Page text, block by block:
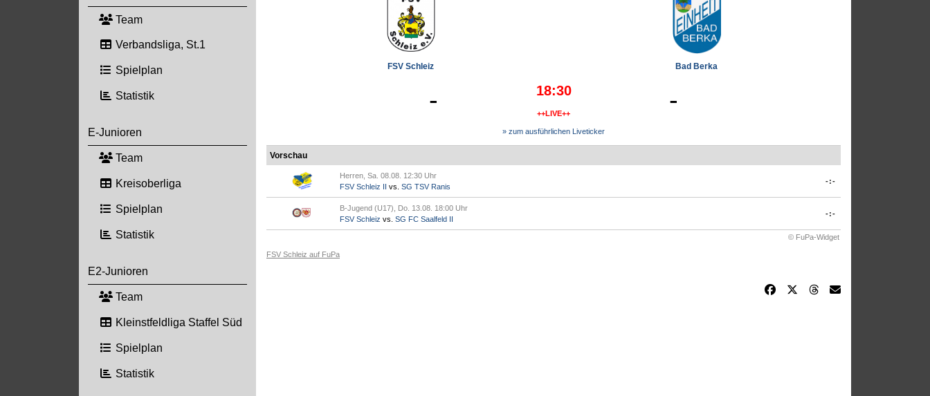
Team
Verbandsliga, St.1
Spielplan
Statistik
E-Junioren
Team
Kreisoberliga
Spielplan
Statistik
E2-Junioren
Team
Kleinstfeldliga Staffel Süd
Spielplan
Statistik
FSV Schleiz Bad Berka
- 18:30
++LIVE++ -
» zum ausführlichen Liveticker
Vorschau
Herren, Sa. 08.08. 12:30 Uhr
FSV Schleiz II vs. SG TSV Ranis
-:-
B-Jugend (U17), Do. 13.08. 18:00 Uhr
FSV Schleiz vs. SG FC Saalfeld II
-:-
© FuPa-Widget
FSV Schleiz auf FuPa